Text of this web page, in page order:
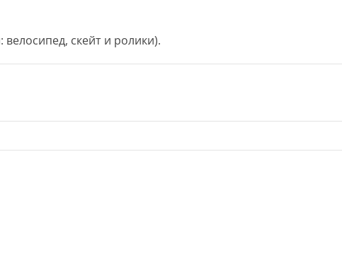
велосипед, скейт и ролики).